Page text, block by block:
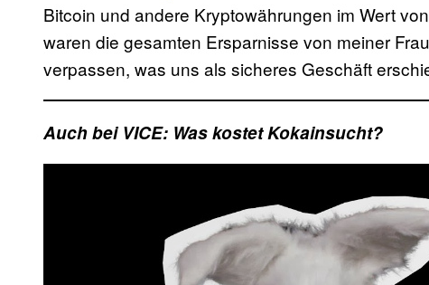
Bitcoin und andere Kryptowährungen im Wert
waren die gesamten Ersparnisse von meiner
verpassen, was uns als sicheres Geschäft
Auch bei VICE: Was kostet Kokainsucht?